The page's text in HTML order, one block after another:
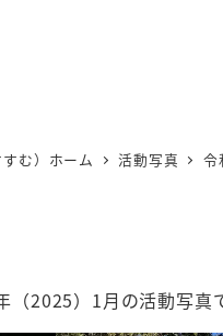
む）ホーム 活動写真 令
2025）1月の活動写真